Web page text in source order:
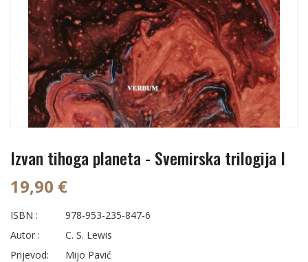
Izvan tihoga planeta - Svemirska trilogija I
19,90 €
ISBN :
978-953-235-847-6
Autor :
C. S. Lewis
Prijevod:
Mijo Pavić